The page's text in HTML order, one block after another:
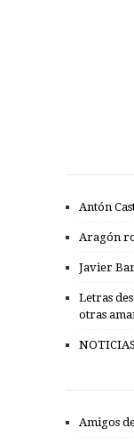
Antón
Aragón
Javier
Letras
otras
Amigos